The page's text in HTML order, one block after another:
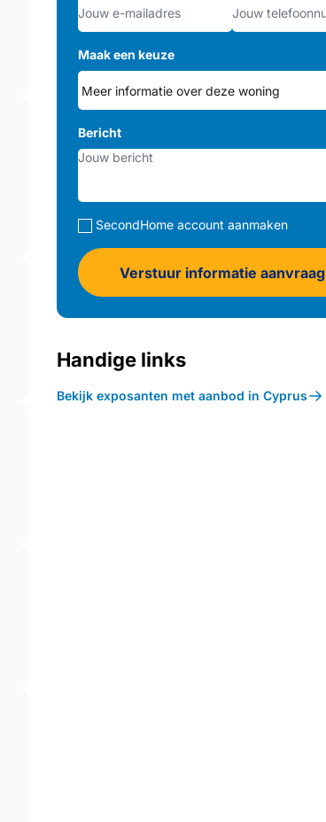
Maak een keuze
Bericht
SecondHome account aanmaken
Verstuur informatie aanvraag
Handige links
Bekijk exposanten met aanbod in Cyprus